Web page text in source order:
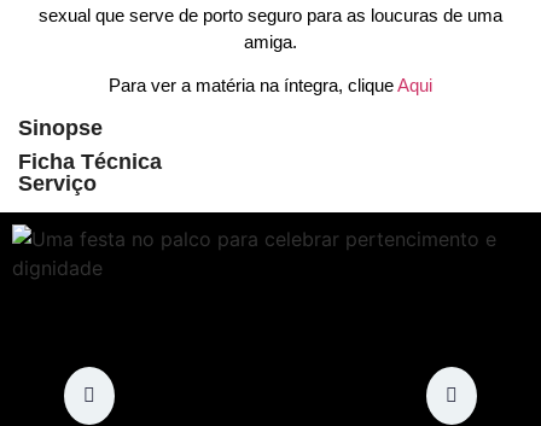
sexual que serve de porto seguro para as loucuras de uma
amiga.
Para ver a matéria na íntegra, cliqueAqui
Sinopse
Ficha Técnica
Serviço